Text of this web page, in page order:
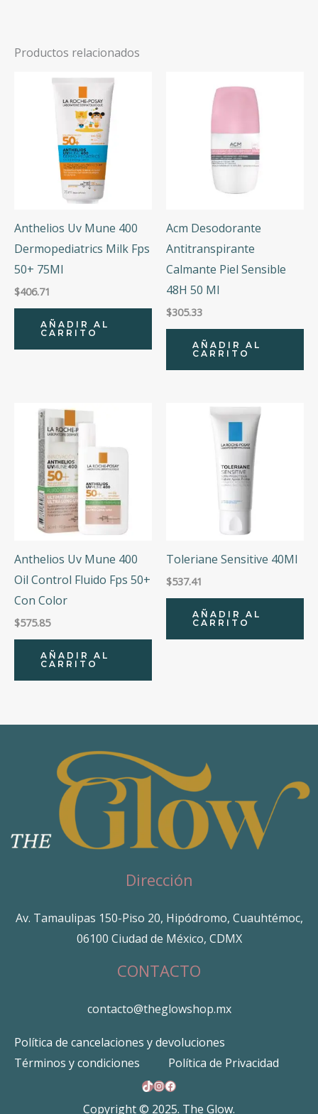
Productos relacionados
Anthelios Uv Mune 400
Dermopediatrics Milk Fps
50+ 75Ml
$406.71
AÑADIR AL
CARRITO
Acm Desodorante
Antitranspirante
Calmante Piel Sensible
48H 50 Ml
$305.33
AÑADIR AL
CARRITO
Anthelios Uv Mune 400
Oil Control Fluido Fps 50+
Con Color
$575.85
AÑADIR AL
CARRITO
Toleriane Sensitive 40Ml
$537.41
AÑADIR AL
CARRITO
Dirección
Av. Tamaulipas 150-Piso 20, Hipódromo, Cuauhtémoc,
06100 Ciudad de México, CDMX
CONTACTO
contacto@theglowshop.mx
Política de cancelaciones y devoluciones
Términos y condiciones
Política de Privacidad
TikTok
Instagram
Facebook
Copyright © 2025. The Glow.